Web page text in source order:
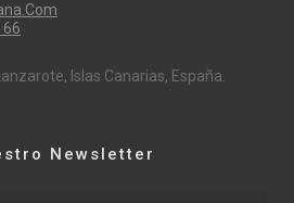
66
Islas Canarias, España.
Newsletter